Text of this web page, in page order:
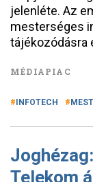
jelenléte. Az
mesterséges
tájékozódásra
MÉDIAPIAC
INFOTECH
Telekom